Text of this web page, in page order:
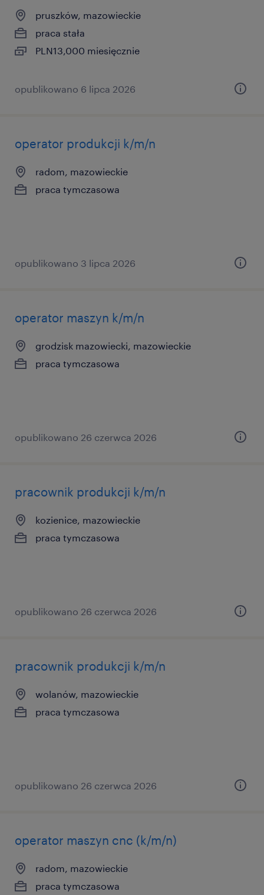
pruszków, mazowieckie
praca stała
PLN13,000 miesięcznie
opublikowano 6 lipca 2026
operator produkcji k/m/n
radom, mazowieckie
praca tymczasowa
opublikowano 3 lipca 2026
operator maszyn k/m/n
grodzisk mazowiecki, mazowieckie
praca tymczasowa
opublikowano 26 czerwca 2026
pracownik produkcji k/m/n
kozienice, mazowieckie
praca tymczasowa
opublikowano 26 czerwca 2026
pracownik produkcji k/m/n
wolanów, mazowieckie
praca tymczasowa
opublikowano 26 czerwca 2026
operator maszyn cnc (k/m/n)
radom, mazowieckie
praca tymczasowa